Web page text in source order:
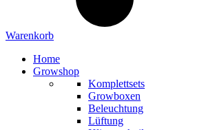
Warenkorb
Home
Growshop
Komplettsets
Growboxen
Beleuchtung
Lüftung